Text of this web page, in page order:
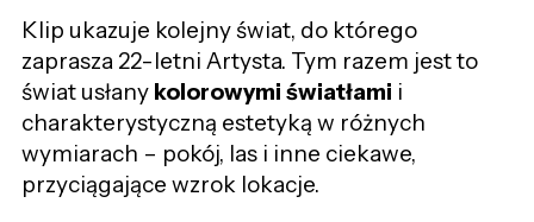
Klip ukazuje kolejny świat, do którego
zaprasza 22-letni Artysta. Tym razem jest to
świat usłany kolorowymi światłami i
charakterystyczną estetyką w różnych
wymiarach – pokój, las i inne ciekawe,
przyciągające wzrok lokacje.